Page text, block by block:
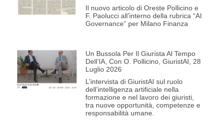
Il nuovo articolo di Oreste Pollicino e
F. Paolucci all’interno della rubrica “AI
Governance” per Milano Finanza
Un Bussola Per Il Giurista Al Tempo
Dell’IA, Con O. Pollicino, GiuristAI, 28
Luglio 2026
L’intervista di GiuristAI sul ruolo
dell’intelligenza artificiale nella
formazione e nel lavoro dei giuristi,
tra nuove opportunità, competenze e
responsabilità umane.